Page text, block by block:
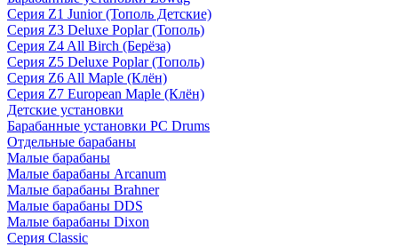
Серия Z1 Junior (Тополь Детские)
Серия Z3 Deluxe Poplar (Тополь)
Серия Z4 All Birch (Берёза)
Серия Z5 Deluxe Poplar (Тополь)
Серия Z6 All Maple (Клён)
Серия Z7 European Maple (Клён)
Детские установки
Барабанные установки PC Drums
Отдельные барабаны
Малые барабаны
Малые барабаны Arcanum
Малые барабаны Brahner
Малые барабаны DDS
Малые барабаны Dixon
Серия Classic